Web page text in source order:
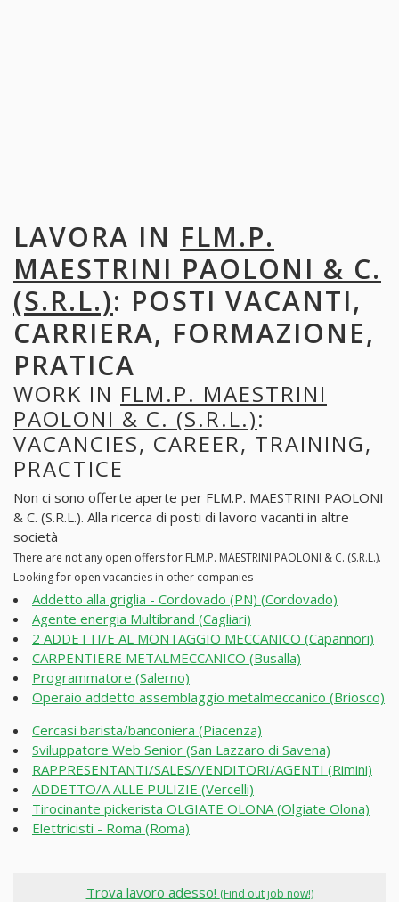
LAVORA IN FLM.P.
MAESTRINI PAOLONI & C.
(S.R.L.): POSTI VACANTI,
CARRIERA, FORMAZIONE,
PRATICA
WORK IN FLM.P. MAESTRINI
PAOLONI & C. (S.R.L.):
VACANCIES, CAREER, TRAINING,
PRACTICE
Non ci sono offerte aperte per FLM.P. MAESTRINI PAOLONI
& C. (S.R.L.). Alla ricerca di posti di lavoro vacanti in altre
società
There are not any open offers for FLM.P. MAESTRINI PAOLONI & C. (S.R.L.).
Looking for open vacancies in other companies
Addetto alla griglia - Cordovado (PN) (Cordovado)
Agente energia Multibrand (Cagliari)
2 ADDETTI/E AL MONTAGGIO MECCANICO (Capannori)
CARPENTIERE METALMECCANICO (Busalla)
Programmatore (Salerno)
Operaio addetto assemblaggio metalmeccanico (Briosco)
Cercasi barista/banconiera (Piacenza)
Sviluppatore Web Senior (San Lazzaro di Savena)
RAPPRESENTANTI/SALES/VENDITORI/AGENTI (Rimini)
ADDETTO/A ALLE PULIZIE (Vercelli)
Tirocinante pickerista OLGIATE OLONA (Olgiate Olona)
Elettricisti - Roma (Roma)
Trova lavoro adesso! (Find out job now!)